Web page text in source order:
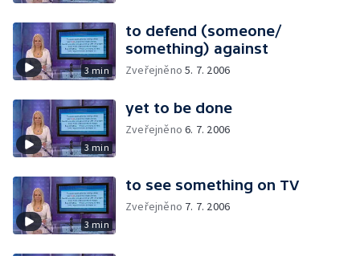
3 min
to defend (someone/
something) against
Zveřejněno5. 7. 2006
3 min
yet to be done
Zveřejněno6. 7. 2006
3 min
to see something on TV
Zveřejněno 7. 7. 2006